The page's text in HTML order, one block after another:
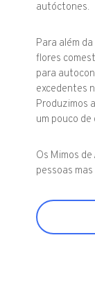
autóctones.
Para além
flores
para
excedentes
Produzimos
um pouco
Os Mimos
pessoas